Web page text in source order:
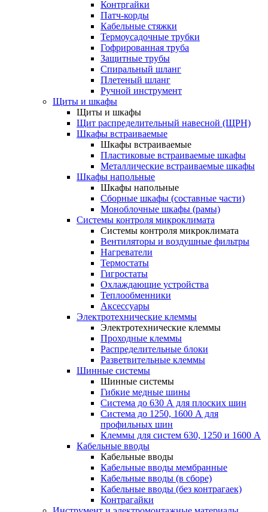
Контргайки
Патч-корды
Кабельные стяжки
Термоусадочные трубки
Гофрированная труба
Защитные трубы
Спиральный шланг
Плетеный шланг
Ручной инструмент
Щиты и шкафы
Щиты и шкафы
Щит распределительный навесной (ЩРН)
Шкафы встраиваемые
Шкафы встраиваемые
Пластиковые встраиваемые шкафы
Металлические встраиваемые шкафы
Шкафы напольные
Шкафы напольные
Сборные шкафы (составные части)
Моноблочные шкафы (рамы)
Системы контроля микроклимата
Системы контроля микроклимата
Вентиляторы и воздушные фильтры
Нагреватели
Термостаты
Гигростаты
Охлаждающие устройства
Теплообменники
Аксессуары
Электротехнические клеммы
Электротехнические клеммы
Проходные клеммы
Распределительные блоки
Разветвительные клеммы
Шинные системы
Шинные системы
Гибкие медные шины
Система до 630 А для плоских шин
Система до 1250, 1600 А для
профильных шин
Клеммы для систем 630, 1250 и 1600 А
Кабельные вводы
Кабельные вводы
Кабельные вводы мембранные
Кабельные вводы (в сборе)
Кабельные вводы (без контрагаек)
Контрагайки